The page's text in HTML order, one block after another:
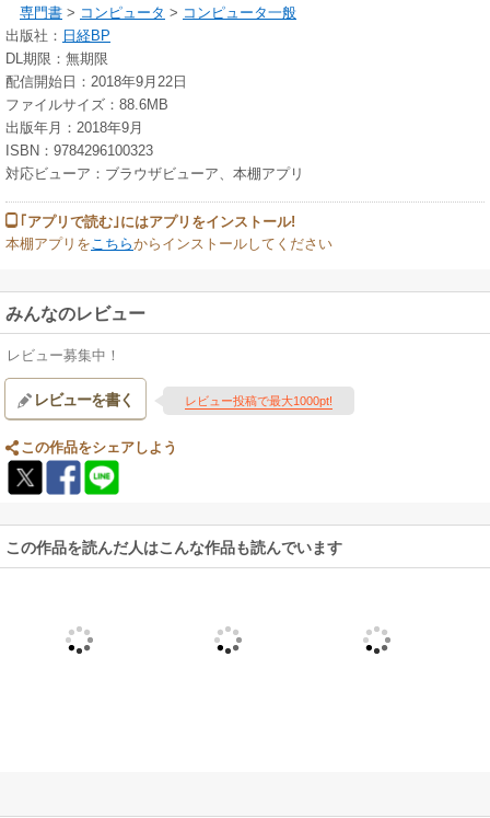
専門書 > コンピュータ > コンピュータ一般
出版社： 日経BP
DL期限：無期限
配信開始日：2018年9月22日
ファイルサイズ：88.6MB
出版年月：2018年9月
ISBN：9784296100323
対応ビューア：ブラウザビューア、本棚アプリ
｢アプリで読む｣にはアプリをインストール!
本棚アプリを こちらからインストールしてください
みんなのレビュー
レビュー募集中！
レビューを書く レビュー投稿で最大1000pt!
この作品をシェアしよう
この作品を読んだ人はこんな作品も読んでいます